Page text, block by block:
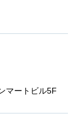
マートビル5F